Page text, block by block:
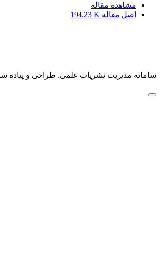
مشاهده مقاله
اصل مقاله 194.23 K
سامانه مدیریت نشریات علمی. طراحی و پیاده